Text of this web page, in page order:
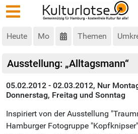
Heute Mo Themen
Ausstellung: „Alltagsmann“
05.02.2012 - 02.03.2012, Nur
Donnerstag, Freitag und Sonntag
Inspiriert von der Ausstellung
Hamburger Fotogruppe